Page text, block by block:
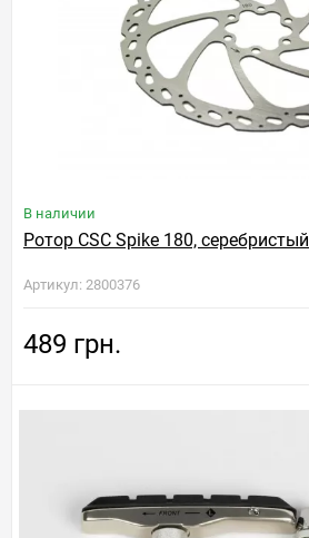
В наличии
Ротор CSC Spike 180, серебристый
Артикул: 2800376
489 грн.